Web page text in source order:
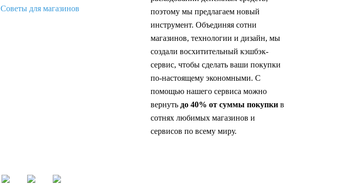
Советы для магазинов
поэтому мы предлагаем новый
инструмент. Объединяя сотни
магазинов, технологии и дизайн, мы
создали восхитительный кэшбэк-
сервис, чтобы сделать ваши покупки
по-настоящему экономными. С
помощью нашего сервиса можно
вернуть до 40% от суммы покупкив
сотнях любимых магазинов и
сервисов по всему миру.